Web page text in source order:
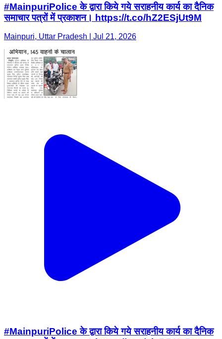
#MainpuriPolice के द्वारा किये गये सराहनीय कार्य का दैनिक
समाचार पत्रों में प्रकाशन। https://t.co/hZ2ESjUt9M
Mainpuri, Uttar Pradesh | Jul 21, 2026
#MainpuriPolice के द्वारा किये गये सराहनीय कार्य का दैनिक